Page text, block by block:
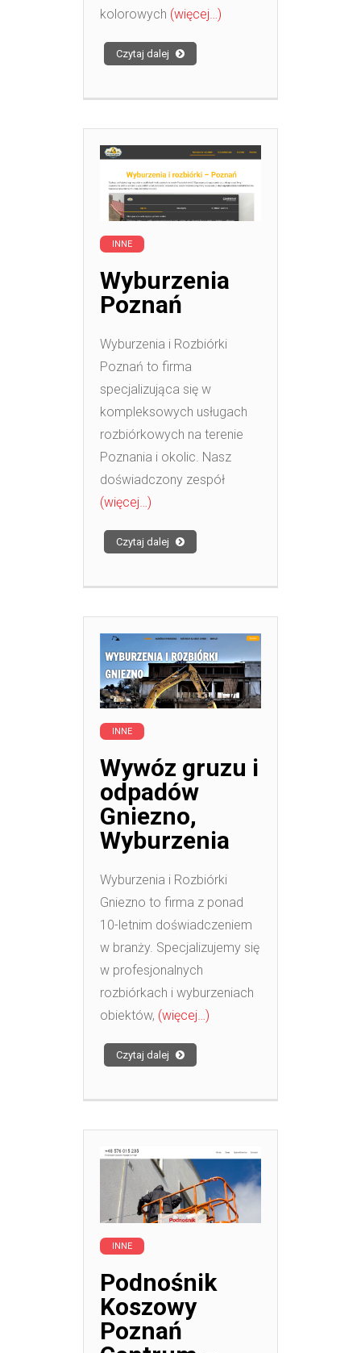
kolorowych (więcej…)
Czytaj dalej
INNE
Wyburzenia
Poznań
Wyburzenia i Rozbiórki
Poznań to firma
specjalizująca się w
kompleksowych usługach
rozbiórkowych na terenie
Poznania i okolic. Nasz
doświadczony zespół
(więcej…)
Czytaj dalej
INNE
Wywóz gruzu i
odpadów
Gniezno,
Wyburzenia
Wyburzenia i Rozbiórki
Gniezno to firma z ponad
10-letnim doświadczeniem
w branży. Specjalizujemy się
w profesjonalnych
rozbiórkach i wyburzeniach
obiektów, (więcej…)
Czytaj dalej
INNE
Podnośnik
Koszowy
Poznań